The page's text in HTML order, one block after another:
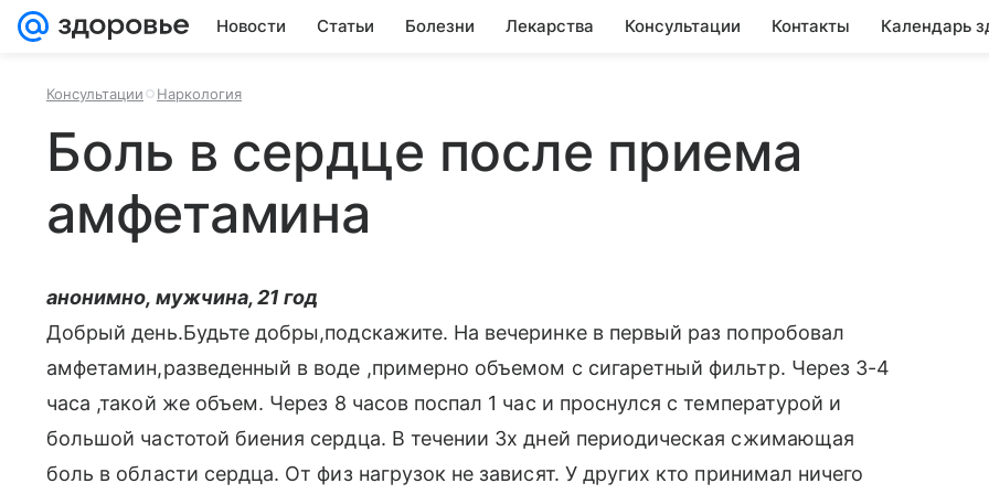
Новости Статьи Болезни Лекарства Консультации Контакты Календарь
Консультации Наркология
Боль в сердце после приема
амфетамина
анонимно, мужчина, 21 год
Добрый день.Будьте добры,подскажите. На вечеринке в первый раз попробовал
амфетамин,разведенный в воде ,примерно объемом с сигаретный фильтр. Через 3-4
часа ,такой же объем. Через 8 часов поспал 1 час и проснулся с температурой и
большой частотой биения сердца. В течении 3х дней периодическая сжимающая
боль в области сердца. От физ нагрузок не зависят. У других кто принимал ничего